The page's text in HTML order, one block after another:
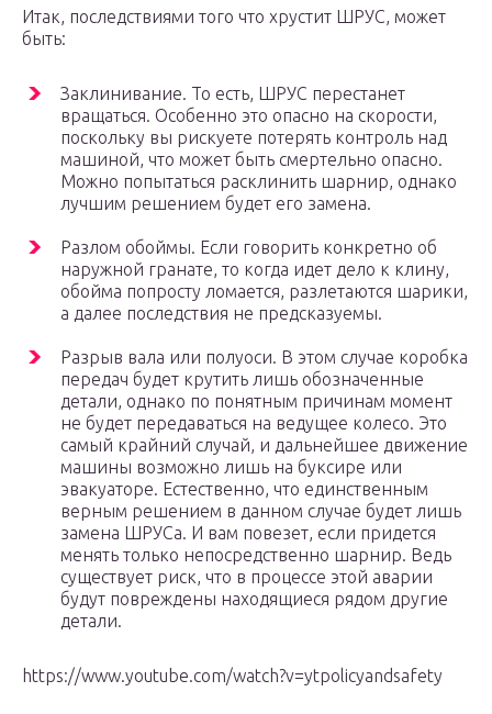
Итак, последствиями того что хрустит ШРУС, может
быть:
Заклинивание. То есть, ШРУС перестанет
вращаться. Особенно это опасно на скорости,
поскольку вы рискуете потерять контроль над
машиной, что может быть смертельно опасно.
Можно попытаться расклинить шарнир, однако
лучшим решением будет его замена.
Разлом обоймы. Если говорить конкретно об
наружной гранате, то когда идет дело к клину,
обойма попросту ломается, разлетаются шарики,
а далее последствия не предсказуемы.
Разрыв вала или полуоси. В этом случае коробка
передач будет крутить лишь обозначенные
детали, однако по понятным причинам момент
не будет передаваться на ведущее колесо. Это
самый крайний случай, и дальнейшее движение
машины возможно лишь на буксире или
эвакуаторе. Естественно, что единственным
верным решением в данном случае будет лишь
замена ШРУСа. И вам повезет, если придется
менять только непосредственно шарнир. Ведь
существует риск, что в процессе этой аварии
будут повреждены находящиеся рядом другие
детали.
https://www.youtube.com/watch?v=ytpolicyandsafety